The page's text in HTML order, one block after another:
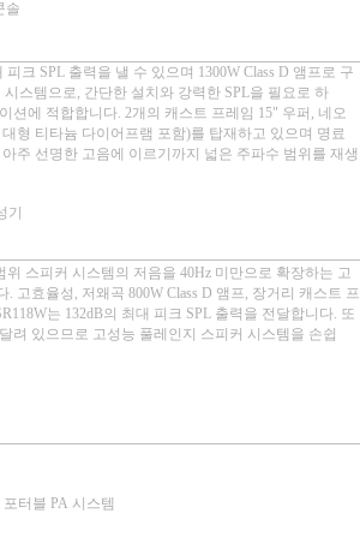
솔
크 SPL 출력을 낼 수 있으며 1300W Class D 앰프로 구
스템으로, 간단한 설치와 강력한 SPL을 필요로 하
션에 적합합니다. 2개의 캐스트 프레임 15" 우퍼, 네오
형 티타늄 다이어프램 포함)를 탑재하고 있으며 명료
주 선명한 고음에 이르기까지 넓은 주파수 범위를 재생
위 스피커 시스템의 저음을 40Hz 미만으로 확장하는 고
고효율성, 저왜곡 800W Class D 앰프, 장거리 캐스트 프
는 132dB의 최대 피크 SPL 출력을 전달합니다. 또
려 있으므로 고성능 풀레인지 스피커 시스템을 손쉽
터블 PA 시스템